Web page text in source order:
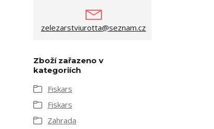
zelezarstviurotta@seznam.cz
Zboží zařazeno v
kategoriích
Fiskars
Fiskars
Zahrada